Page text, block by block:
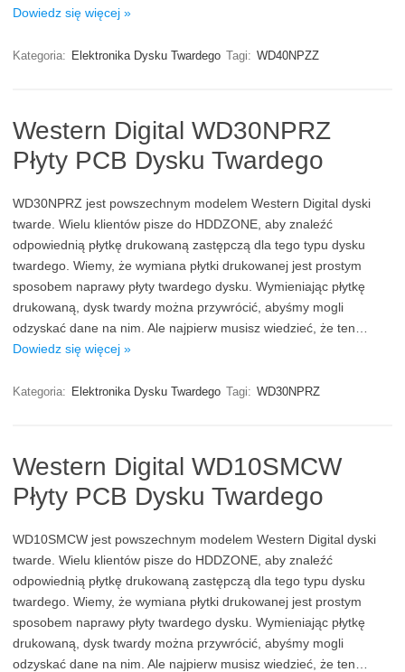
Dowiedz się więcej »
Kategoria: Elektronika Dysku Twardego Tagi: WD40NPZZ
Western Digital WD30NPRZ
Płyty PCB Dysku Twardego
WD30NPRZ jest powszechnym modelem Western Digital dyski
twarde. Wielu klientów pisze do HDDZONE, aby znaleźć
odpowiednią płytkę drukowaną zastępczą dla tego typu dysku
twardego. Wiemy, że wymiana płytki drukowanej jest prostym
sposobem naprawy płyty twardego dysku. Wymieniając płytkę
drukowaną, dysk twardy można przywrócić, abyśmy mogli
odzyskać dane na nim. Ale najpierw musisz wiedzieć, że ten…
Dowiedz się więcej »
Kategoria: Elektronika Dysku Twardego Tagi: WD30NPRZ
Western Digital WD10SMCW
Płyty PCB Dysku Twardego
WD10SMCW jest powszechnym modelem Western Digital dyski
twarde. Wielu klientów pisze do HDDZONE, aby znaleźć
odpowiednią płytkę drukowaną zastępczą dla tego typu dysku
twardego. Wiemy, że wymiana płytki drukowanej jest prostym
sposobem naprawy płyty twardego dysku. Wymieniając płytkę
drukowaną, dysk twardy można przywrócić, abyśmy mogli
odzyskać dane na nim. Ale najpierw musisz wiedzieć, że ten…